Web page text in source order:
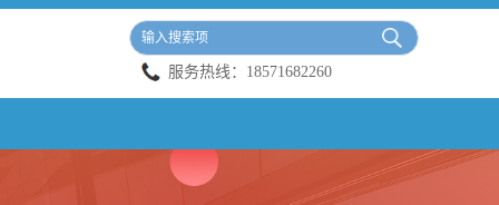
服务热线： 18571682260